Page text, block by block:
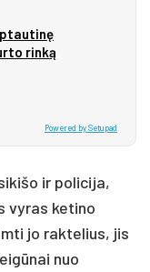
rinką
Powered by Setupad
ir policija,
vyras ketino
jo raktelius, jis
nuo